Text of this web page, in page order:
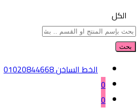
الكل
بحث
الخط الساخن01020844668
0
0